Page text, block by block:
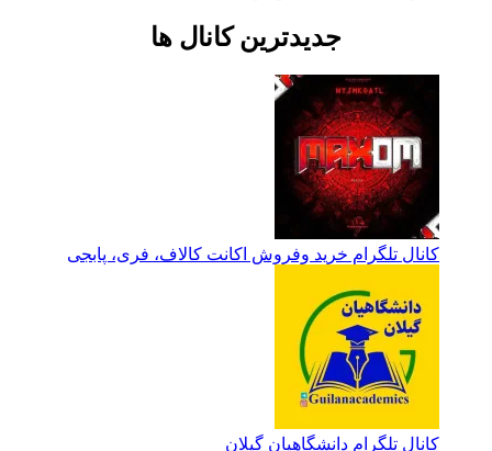
جدیدترین کانال ها
کانال تلگرام خرید وفروش اکانت کالاف، فری، پابجی
کانال تلگرام دانشگاهیان گیلان